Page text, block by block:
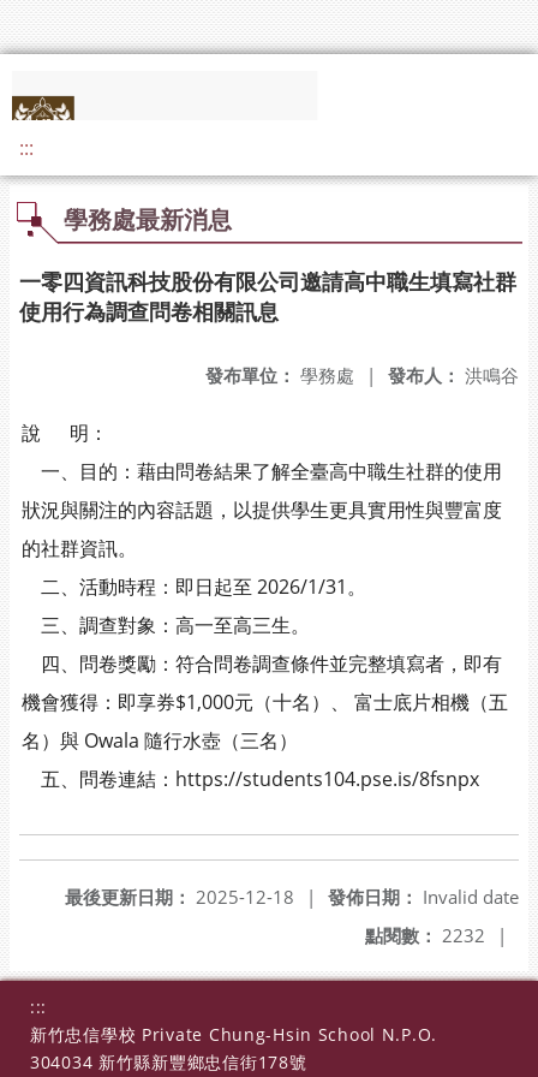
:::
學務處最新消息
一零四資訊科技股份有限公司邀請高中職生填寫社群
使用行為調查問卷相關訊息
發布人： 洪鳴谷
發布單位： 學務處 |
說 明：
一、目的：藉由問卷結果了解全臺高中職生社群的使用
狀況與關注的內容話題，以提供學生更具實用性與豐富度
的社群資訊。
二、活動時程：即日起至 2026/1/31。
三、調查對象：高一至高三生。
四、問卷獎勵：符合問卷調查條件並完整填寫者，即有
機會獲得：即享券$1,000元（十名）、 富士底片相機（五
名）與 Owala 隨行水壺（三名）
五、問卷連結：https://students104.pse.is/8fsnpx
發佈日期： Invalid date
最後更新日期： 2025-12-18
|
點閱數： 2232 |
:::
新竹忠信學校 Private Chung-Hsin School N.P.O.
304034 新竹縣新豐鄉忠信街178號